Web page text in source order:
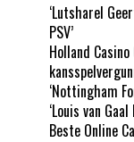
‘Lutsharel
PSV’
Holland
‘Nottingham
‘Louis van
Beste Online